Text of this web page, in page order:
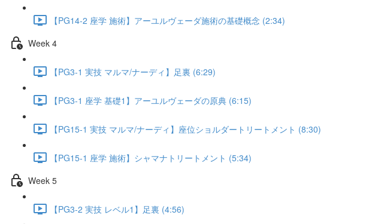
【PG14-2 座学 施術】アーユルヴェーダ施術の基礎概念 (2:34)
Week 4
【PG3-1 実技 マルマ/ナーディ】足裏 (6:29)
【PG3-1 座学 基礎1】アーユルヴェーダの原典 (6:15)
【PG15-1 実技 マルマ/ナーディ】座位ショルダートリートメント (8:30)
【PG15-1 座学 施術】シャマナトリートメント (5:34)
Week 5
【PG3-2 実技 レベル1】足裏 (4:56)